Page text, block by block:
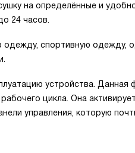
на определённые и
24 часов.
спортивную одежду,
устройства. Данная
цикла. Она
управления, которую